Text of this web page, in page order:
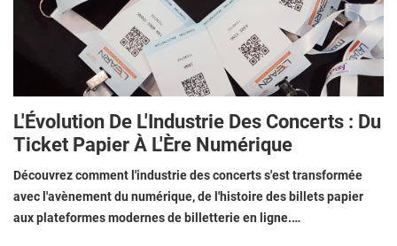
L'Évolution De L'Industrie Des Concerts : Du
Ticket Papier À L'Ère Numérique
Découvrez comment l'industrie des concerts s'est transformée
avec l'avènement du numérique, de l'histoire des billets papier
aux plateformes modernes de billetterie en ligne.…